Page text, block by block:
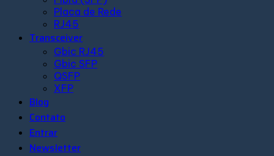
Placa de Rede
RJ45
Transceiver
Gbic RJ45
Gbic SFP
QSFP
XFP
Blog
Contato
Entrar
Newsletter